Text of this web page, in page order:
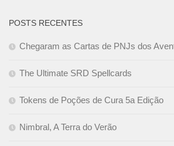
POSTS RECENTES
Chegaram as Cartas de PNJs dos
The Ultimate SRD Spellcards
Tokens de Poções de Cura 5a Edição
Nimbral, A Terra do Verão